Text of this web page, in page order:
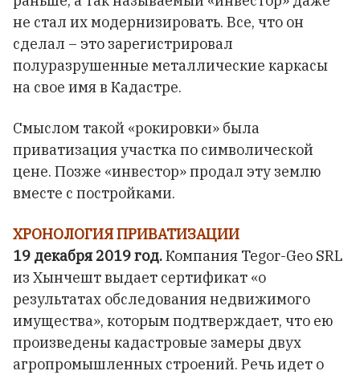
не стал их модернизировать. Все, что он
сделал – это зарегистрировал
полуразрушенные металлические каркасы
на свое имя в Кадастре.
Смыслом такой «рокировки» была
приватизация участка по символической
цене. Позже «инвестор» продал эту землю
вместе с постройками.
ХРОНОЛОГИЯ ПРИВАТИЗАЦИИ
19 декабря 2019 год.Компания Tegor-Geo SRL
из Хынчешт выдает сертификат «о
результатах обследования недвижимого
имущества», которым подтверждает, что ею
произведены кадастровые замеры двух
агропромышленных строений. Речь идет о